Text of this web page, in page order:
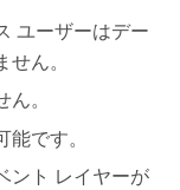
ユーザーはデー
ん。
ん。
です。
ント レイヤーが